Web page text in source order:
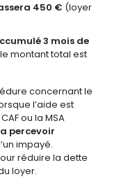
450 € (loyer
3 mois de
montant total est
concernant le
l’aide est
ou la MSA
percevoir
impayé.
réduire la dette
loyer.